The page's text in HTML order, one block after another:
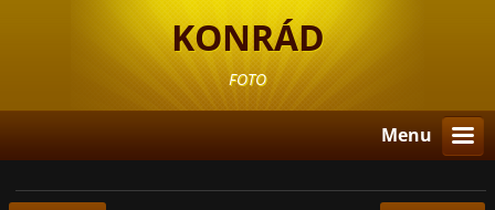
KONRÁD
FOTO
Menu